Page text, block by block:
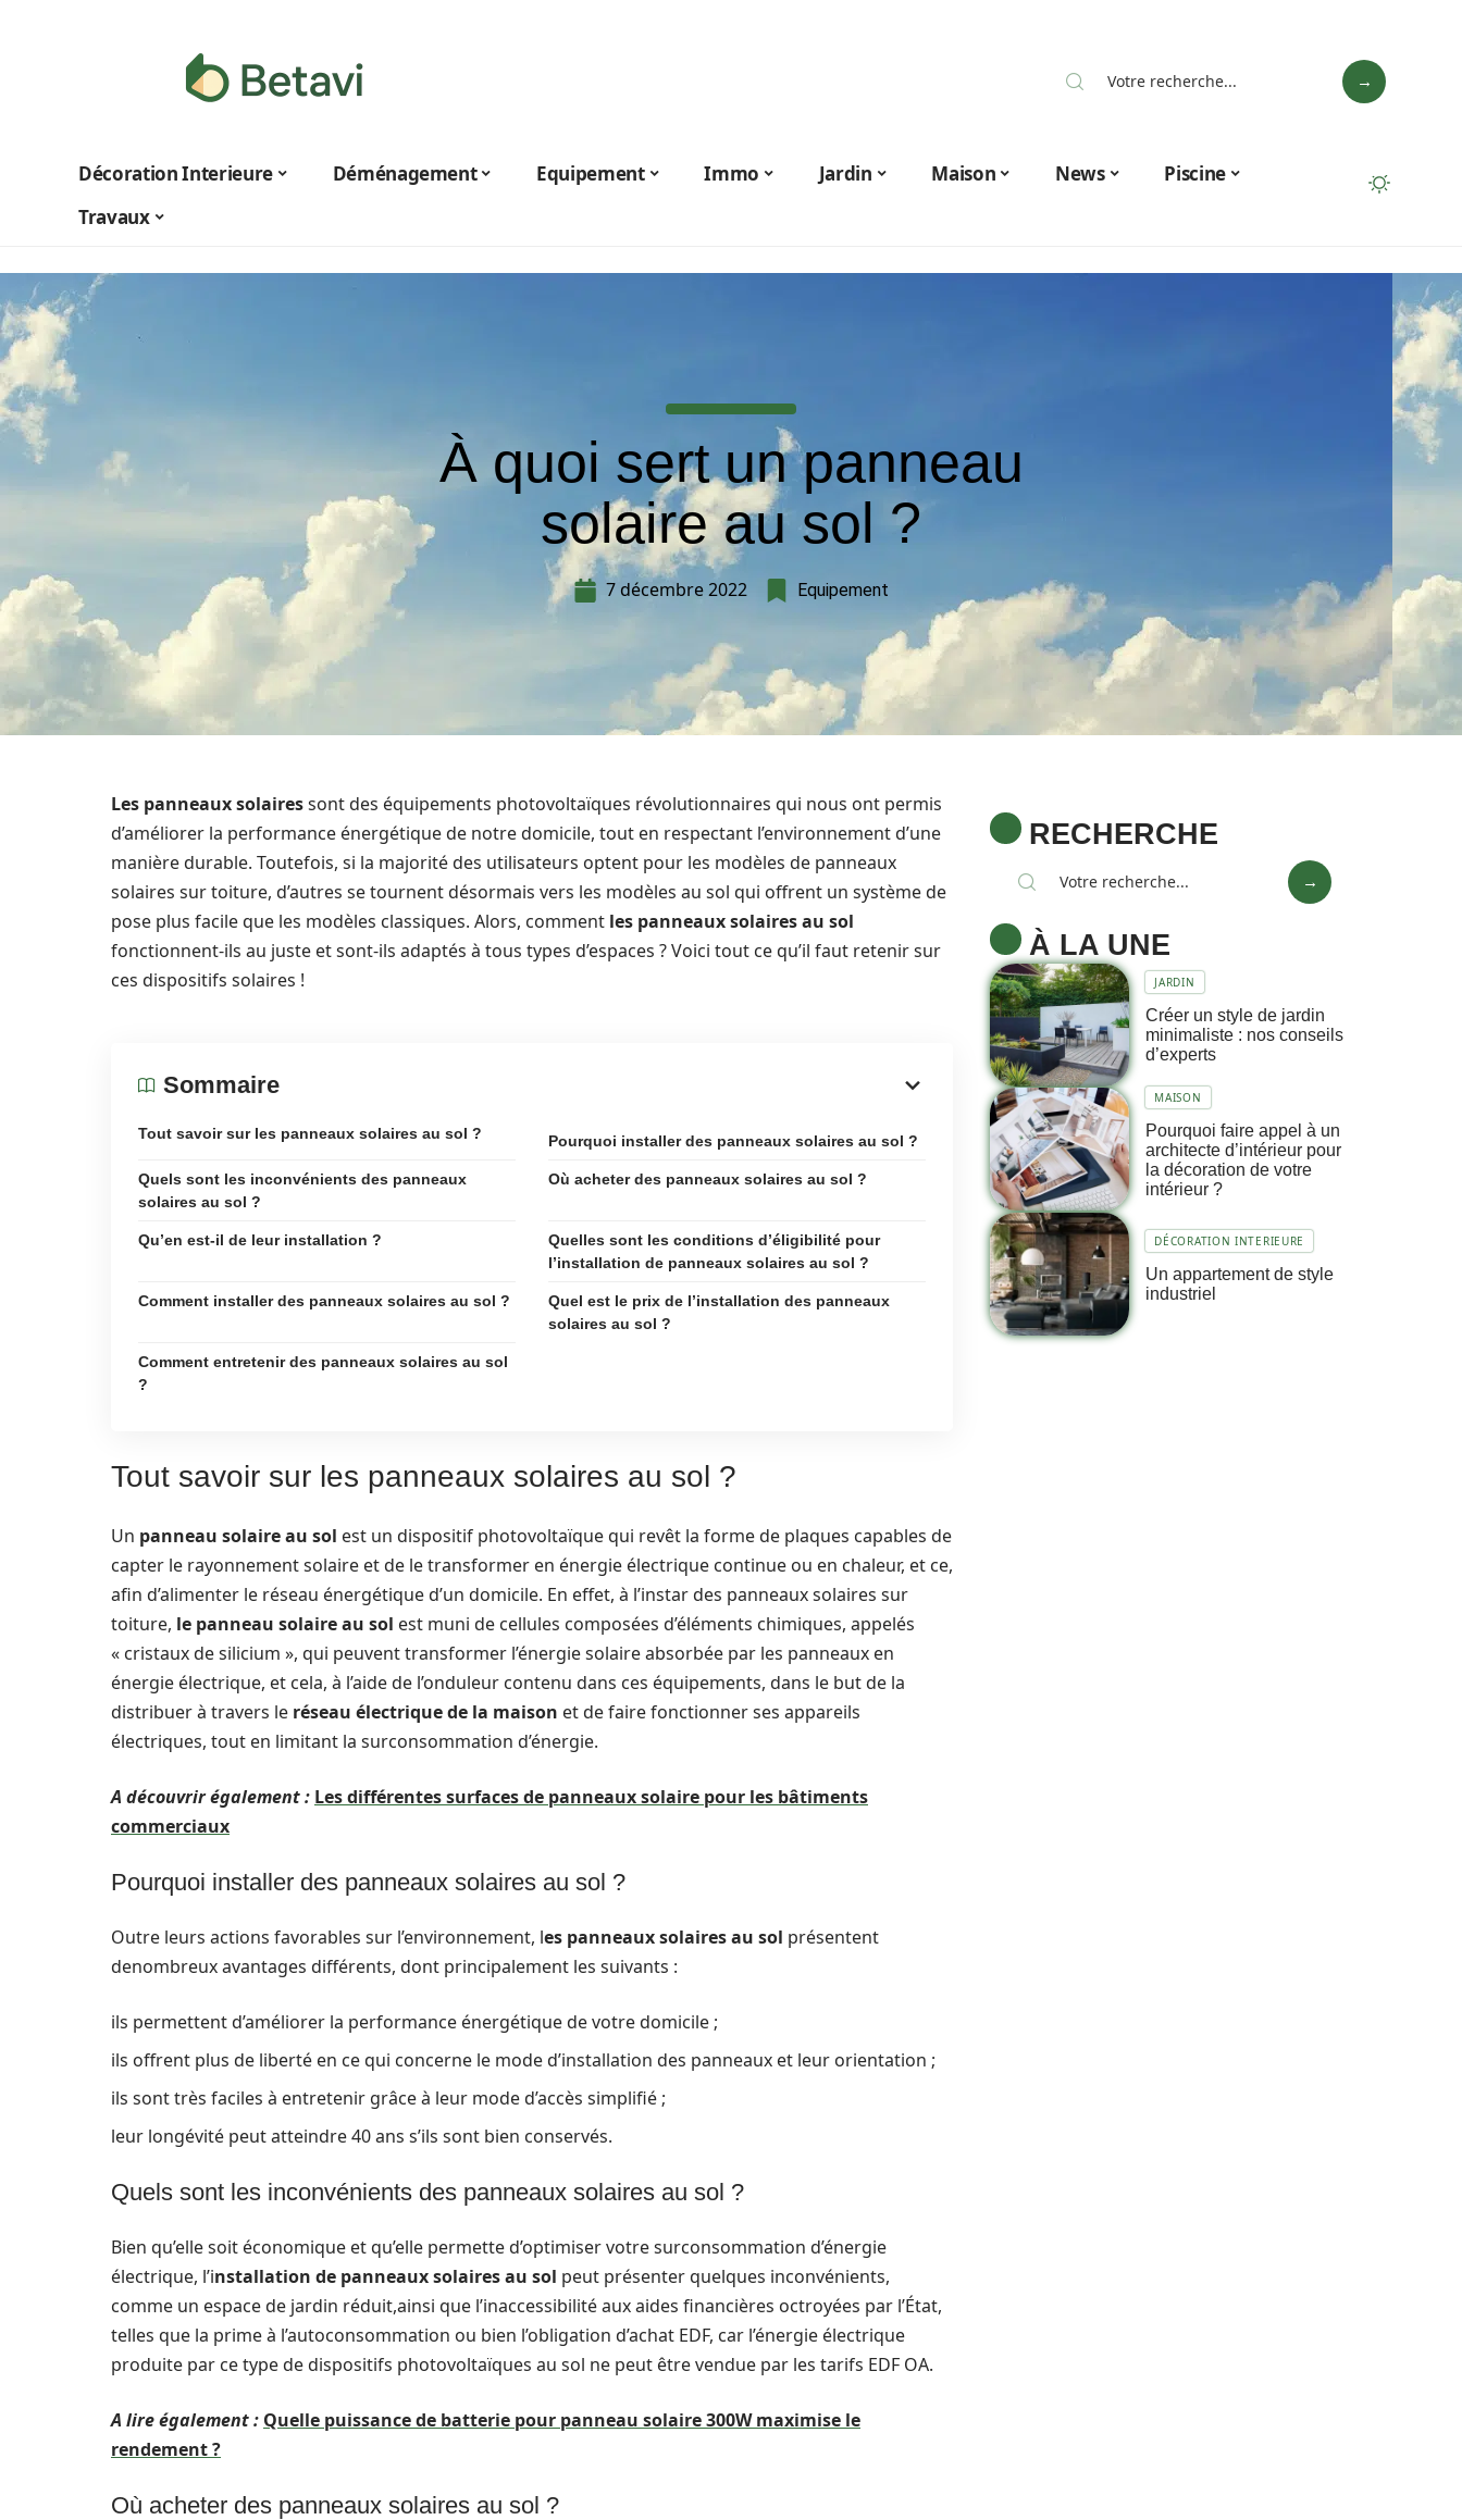
Décoration Interieure Déménagement Equipement Immo Jardin Maison News
Piscine
Travaux
À quoi sert un panneau
solaire au sol ?
7 décembre 2022 Equipement
Les panneaux solairessont des équipements photovoltaïques révolutionnaires qui nous ont permis
d’améliorer la performance énergétique de notre domicile, tout en respectant l’environnement d’une
manière durable. Toutefois, si la majorité des utilisateurs optent pour les modèles de panneaux
solaires sur toiture, d’autres se tournent désormais vers les modèles au sol qui offrent un système de
pose plus facile que les modèles classiques. Alors, comment les panneaux solaires au sol
fonctionnent-ils au juste et sont-ils adaptés à tous types d’espaces ? Voici tout ce qu’il faut retenir sur
ces dispositifs solaires !
Sommaire
Tout savoir sur les panneaux solaires au sol ? Pourquoi installer des panneaux solaires au sol ?
Quels sont les inconvénients des panneaux
solaires au sol ?
Où acheter des panneaux solaires au sol ?
Qu’en est-il de leur installation ?
Quelles sont les conditions d’éligibilité pour
l’installation de panneaux solaires au sol ?
Comment installer des panneaux solaires au sol ?
Quel est le prix de l’installation des panneaux
solaires au sol ?
Comment entretenir des panneaux solaires au sol
?
Tout savoir sur les panneaux solaires au sol ?
Un panneau solaire au sol est un dispositif photovoltaïque qui revêt la forme de plaques capables de
capter le rayonnement solaire et de le transformer en énergie électrique continue ou en chaleur, et ce,
afin d’alimenter le réseau énergétique d’un domicile. En effet, à l’instar des panneaux solaires sur
toiture, le panneau solaire au sol est muni de cellules composées d’éléments chimiques, appelés
« cristaux de silicium », qui peuvent transformer l’énergie solaire absorbée par les panneaux en
énergie électrique, et cela, à l’aide de l’onduleur contenu dans ces équipements, dans le but de la
distribuer à travers le réseau électrique de la maison et de faire fonctionner ses appareils
électriques, tout en limitant la surconsommation d’énergie.
A découvrir également : Les différentes surfaces de panneaux solaire pour les bâtiments
commerciaux
Pourquoi installer des panneaux solaires au sol ?
Outre leurs actions favorables sur l’environnement, les panneaux solaires au sol présentent
denombreux avantages différents, dont principalement les suivants :
ils permettent d’améliorer la performance énergétique de votre domicile ;
ils offrent plus de liberté en ce qui concerne le mode d’installation des panneaux et leur orientation ;
ils sont très faciles à entretenir grâce à leur mode d’accès simplifié ;
leur longévité peut atteindre 40 ans s’ils sont bien conservés.
Quels sont les inconvénients des panneaux solaires au sol ?
Bien qu’elle soit économique et qu’elle permette d’optimiser votre surconsommation d’énergie
électrique, l’installation de panneaux solaires au sol peut présenter quelques inconvénients,
comme un espace de jardin réduit,ainsi que l’inaccessibilité aux aides financières octroyées par l’État,
telles que la prime à l’autoconsommation ou bien l’obligation d’achat EDF, car l’énergie électrique
produite par ce type de dispositifs photovoltaïques au sol ne peut être vendue par les tarifs EDF OA.
A lire également : Quelle puissance de batterie pour panneau solaire 300W maximise le
rendement ?
Où acheter des panneaux solaires au sol ?
RECHERCHE
À LA UNE
JARDIN
Créer un style de jardin
minimaliste : nos conseils
d’experts
MAISON
Pourquoi faire appel à un
architecte d’intérieur pour
la décoration de votre
intérieur ?
DÉCORATION INTERIEURE
Un appartement de style
industriel